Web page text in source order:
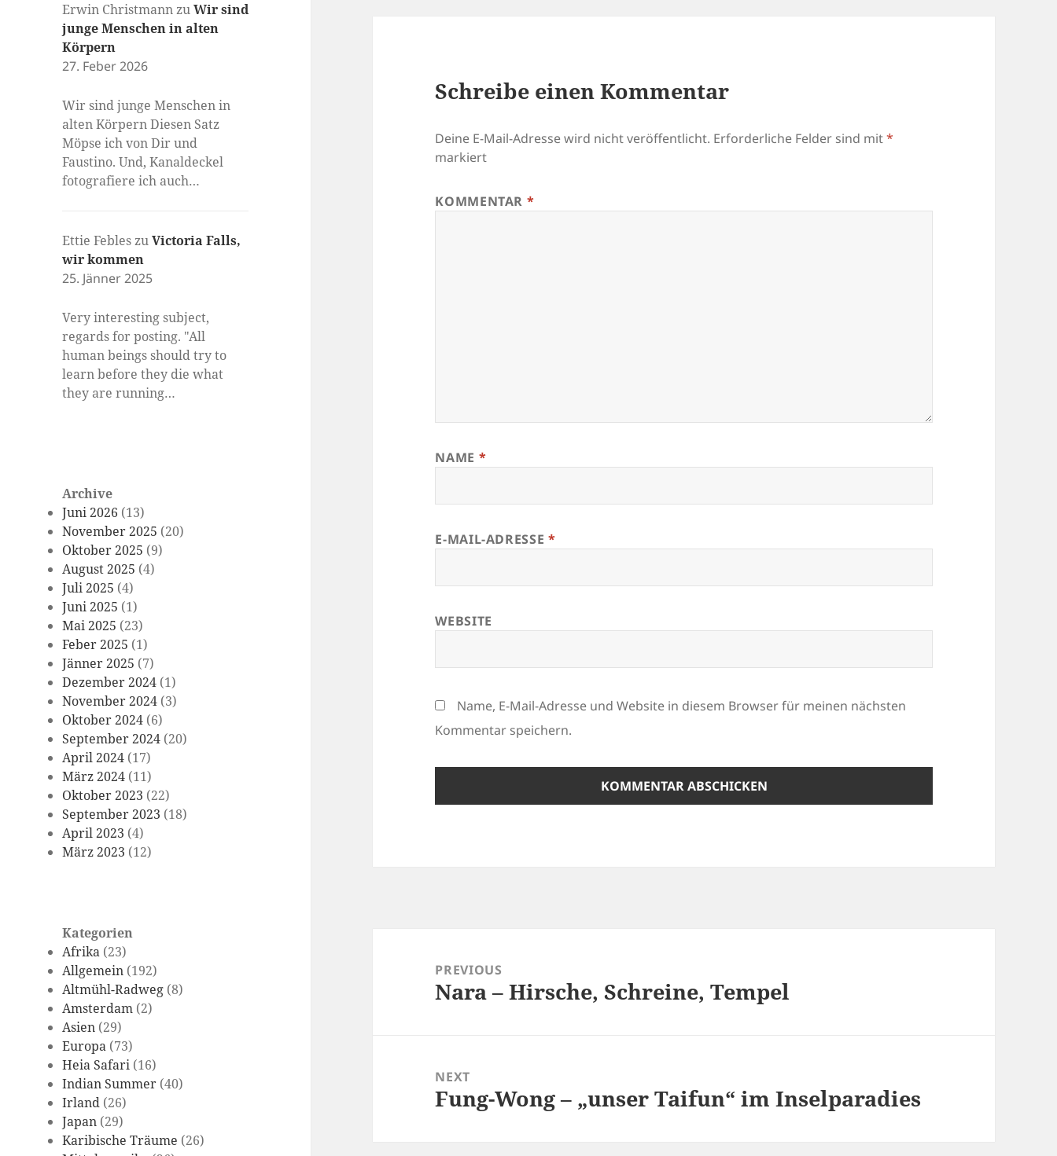
Erwin ChristmannzuWir sind
junge Menschen in alten
Körpern
27. Feber 2026
Wir sind junge Menschen in
alten Körpern Diesen Satz
Möpse ich von Dir und
Faustino. Und, Kanaldeckel
fotografiere ich auch…
Ettie FebleszuVictoria Falls,
wir kommen
25. Jänner 2025
Very interesting subject,
regards for posting. "All
human beings should try to
learn before they die what
they are running…
Archive
Juni 2026 (13)
November 2025 (20)
Oktober 2025 (9)
August 2025 (4)
Juli 2025 (4)
Juni 2025 (1)
Mai 2025 (23)
Feber 2025 (1)
Jänner 2025 (7)
Dezember 2024 (1)
November 2024 (3)
Oktober 2024 (6)
September 2024 (20)
April 2024 (17)
März 2024 (11)
Oktober 2023 (22)
September 2023 (18)
April 2023 (4)
März 2023 (12)
Kategorien
Afrika (23)
Allgemein (192)
Altmühl-Radweg (8)
Amsterdam (2)
Asien (29)
Europa (73)
Heia Safari (16)
Indian Summer (40)
Irland (26)
Japan (29)
Karibische Träume (26)
Schreibe einen Kommentar
Deine E-Mail-Adresse wird nicht veröffentlicht. Erforderliche Felder sind mit*
markiert
KOMMENTAR *
NAME *
E-MAIL-ADRESSE *
WEBSITE
Name, E-Mail-Adresse und Website in diesem Browser für meinen nächsten
Kommentar speichern.
PREVIOUS
Previous
Nara – Hirsche, Schreine, Tempel
NEXT
Next
Fung-Wong – „unser Taifun“ im Inselparadies